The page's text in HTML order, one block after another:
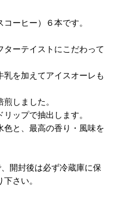
ーヒー）６本です。
ーテイストにこだわって
を加えてアイスオーレも
しました。
ップで抽出します。
と、最高の香り・風味を
開封後は必ず冷蔵庫に保
さい。